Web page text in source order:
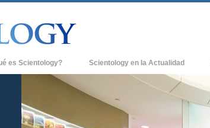
es Scientology?
y Códigos de Scientology
Scientology en la Actualidad
Nuevas Iglesias de Scientology